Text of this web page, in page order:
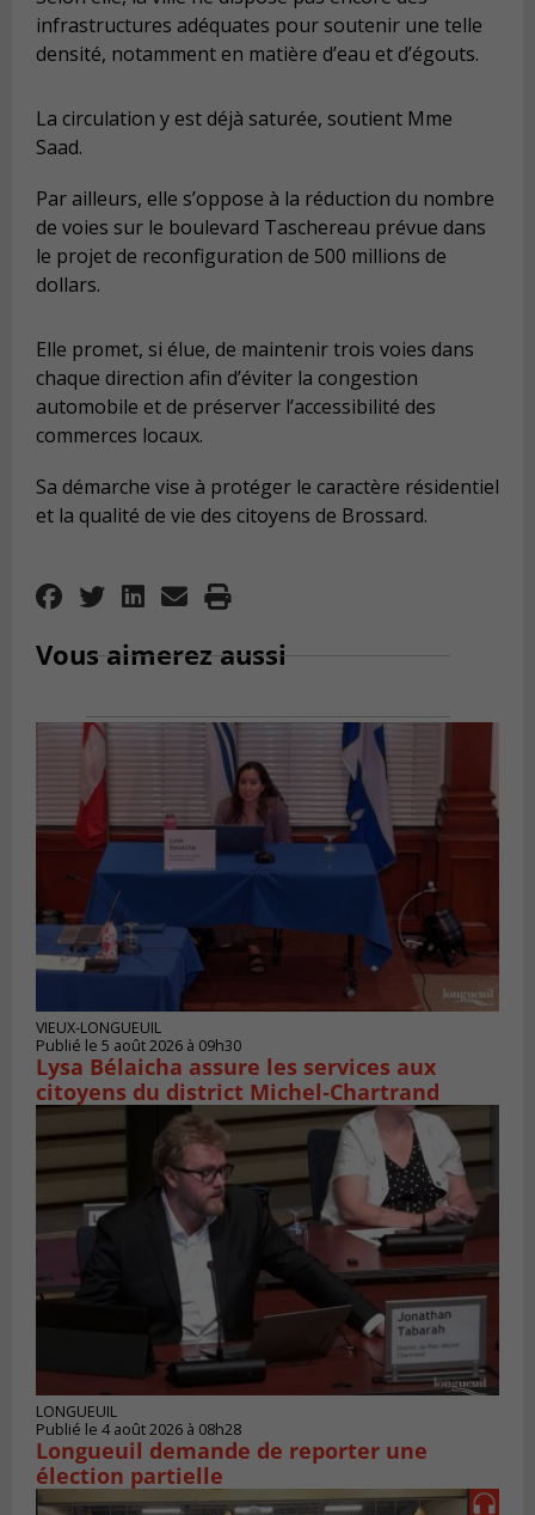
infrastructures adéquates pour soutenir une telle
densité, notamment en matière d’eau et d’égouts.
La circulation y est déjà saturée, soutient Mme
Saad.
Par ailleurs, elle s’oppose à la réduction du nombre
de voies sur le boulevard Taschereau prévue dans
le projet de reconfiguration de 500 millions de
dollars.
Elle promet, si élue, de maintenir trois voies dans
chaque direction afin d’éviter la congestion
automobile et de préserver l’accessibilité des
commerces locaux.
Sa démarche vise à protéger le caractère résidentiel
et la qualité de vie des citoyens de Brossard.
Vous aimerez aussi
VIEUX-LONGUEUIL
Publié le 5 août 2026 à 09h30
Lysa Bélaicha assure les services aux
citoyens du district Michel‑Chartrand
LONGUEUIL
Publié le 4 août 2026 à 08h28
Longueuil demande de reporter une
élection partielle